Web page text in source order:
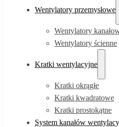
Wentylatory przemysłowe
Wentylatory
Wentylatory ścienne
Kratki wentylacyjne
Kratki okrągłe
Kratki kwadratowe
Kratki prostokątne
System kanałów